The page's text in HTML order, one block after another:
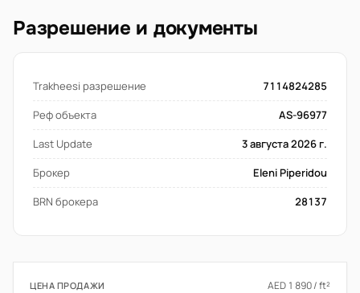
Разрешение и документы
Trakheesi разрешение
7114824285
Реф объекта
AS-96977
Last Update
3 августа 2026 г.
Брокер
Eleni Piperidou
BRN брокера
28137
ЦЕНА ПРОДАЖИ AED 1 890 / ft²